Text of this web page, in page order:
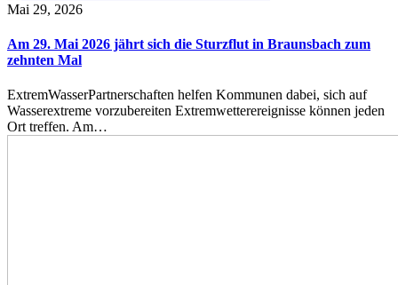
Mai 29, 2026
Am 29. Mai 2026 jährt sich die Sturzflut in Braunsbach zum
zehnten Mal
ExtremWasserPartnerschaften helfen Kommunen dabei, sich auf
Wasserextreme vorzubereiten Extremwetterereignisse können jeden
Ort treffen. Am…